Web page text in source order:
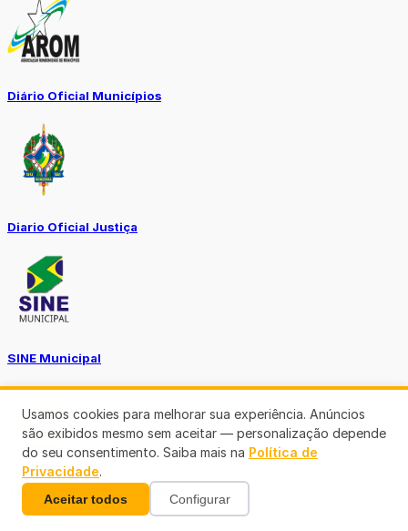
Diário Oficial Municípios
Diario Oficial Justiça
SINE Municipal
Transparência Porto Velho
Usamos cookies para melhorar sua experiência. Anúncios
são exibidos mesmo sem aceitar — personalização depende
do seu consentimento. Saiba mais na Política de
Privacidade.
Aceitar todos Configurar